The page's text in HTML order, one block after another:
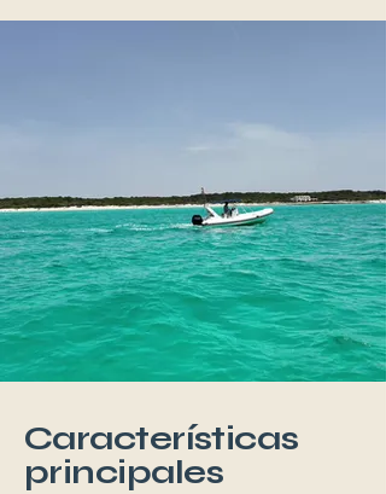
Características
principales